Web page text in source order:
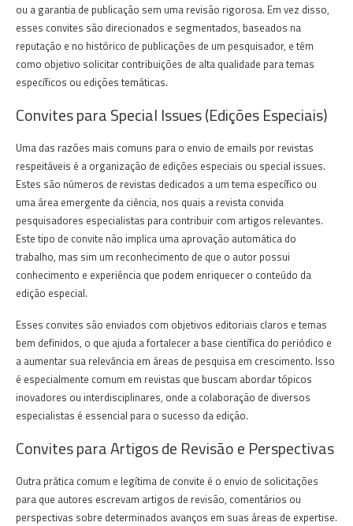
ou a garantia de publicação sem uma revisão rigorosa. Em vez disso,
esses convites são direcionados e segmentados, baseados na
reputação e no histórico de publicações de um pesquisador, e têm
como objetivo solicitar contribuições de alta qualidade para temas
específicos ou edições temáticas.
Convites para Special Issues (Edições Especiais)
Uma das razões mais comuns para o envio de emails por revistas
respeitáveis é a organização de edições especiais ou special issues.
Estes são números de revistas dedicados a um tema específico ou
uma área emergente da ciência, nos quais a revista convida
pesquisadores especialistas para contribuir com artigos relevantes.
Este tipo de convite não implica uma aprovação automática do
trabalho, mas sim um reconhecimento de que o autor possui
conhecimento e experiência que podem enriquecer o conteúdo da
edição especial.
Esses convites são enviados com objetivos editoriais claros e temas
bem definidos, o que ajuda a fortalecer a base científica do periódico e
a aumentar sua relevância em áreas de pesquisa em crescimento. Isso
é especialmente comum em revistas que buscam abordar tópicos
inovadores ou interdisciplinares, onde a colaboração de diversos
especialistas é essencial para o sucesso da edição.
Convites para Artigos de Revisão e Perspectivas
Outra prática comum e legítima de convite é o envio de solicitações
para que autores escrevam artigos de revisão, comentários ou
perspectivas sobre determinados avanços em suas áreas de expertise.